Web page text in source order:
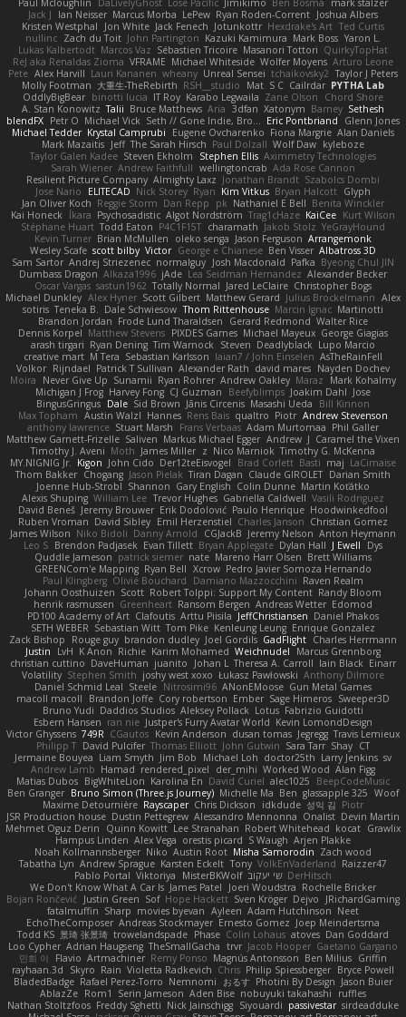
Jack J
Ian Neisser Marcus Morba LePew Ryan Roden-Corrent Joshua Albers
Kristen Westphal
Jon White Jack Fenech Jotunkottr Hexdrake's Art Ted Curtis
nullinc Zach du Toit John Partington Kazuki Kamimura Mark Boss Yaron L.
Lukas Kalbertodt Marcos Vaz Sébastien Tricoire Masanori Tottori QuirkyTopHat
ReJ aka Renaldas Zioma VFRAME Michael Whiteside Wolfer Moyens Arturo Leone
Pete Alex Harvill Lauri Kananen wheany Unreal Sensei tchaikovsky2 Taylor J Peters
Molly Footman 大重生-TheRebirth RSH__studio Mat S C Cailrdar PYTHA Lab
OddlyBigBear binotti lucia IT Roy Karabo Legwaila Zane Olson
Chord Shore
A. Stan Konowitz Talii Bruce Matthews Aria 3dfan Xatonym Barney Sethesh
blendFX Petr O Michael Vick Seth // Gone Indie, Bro... Eric Pontbriand
Glenn Jones
Michael Tedder Krystal Camprubi Eugene Ovcharenko Fiona Margrie Alan Daniels
Mark Mazaitis Jeff The Sarah Hirsch Paul Dolzall Wolf Daw kyleboze
Taylor Galen Kadee Steven Ekholm Stephen Ellis Aximmetry Technologies
Sarah Wiener Andrew Faithfull wellingtoncrab Ada Rose Cannon
Resilient Picture Company Almighty Laxz Jonathan Brandt Szabolcs Dombi
Jose Nario
ELITECAD Nick Storey Ryan Kim Vitkus Bryan Halcott Glyph
Jan Oliver Koch Reggie Storm Dan Repp pk Nathaniel E Bell Benita Winckler
Kai Honeck
Íkara Psychosadistic Algot Nordström Trag1cHaze KaiCee Kurt Wilson
Stéphane Huart Todd Eaton P4C1F15T charamath Jakob Stolz YeGrayHound
Kevin Turner Brian McMullen oleko senga Jason Ferguson Arrangemonk
Wesley Scafe scott bilby Victor George e Chianese Ben Visser Albatross 3D
Sam Sartor Andrej Striezenec normalguy Josh Macdonald Pafka Byeong Chul JIN
Dumbass Dragon Alkaza1996 jAde Lea Seidman Hernandez Alexander Becker
Oscar Vargas sastun1962 Totally Normal Jared LeClaire Christopher Bogs
Michael Dunkley Alex Hyner Scott Gilbert Matthew Gerard Julius Brockelmann Alex
sotiris Teneka B. Dale Schwiesow Thom Rittenhouse Marcin Ignac Martinotti
Brandon Jordan Frode Lund Tharaldsen Gerard Redmond Walter Rice
Dennis Korpel Matthew Stevens PIXDES Games Michael Mayeux George Giagias
arash tirgari Ryan Dening Tim Warnock Steven Deadlyblack Lupo Marcio
creative mart M Tera Sebastian Karlsson Iaian7 / John Einselen AsTheRainFell
Volkor Rijndael Patrick T Sullivan Alexander Rath david mares Nayden Dochev
Moira
Never Give Up Sunamii Ryan Rohrer Andrew Oakley Maraz
Mark Kohalmy
Michigan J Frog Harvey Fong CJ Guzman Beefyblimps Joakim Dahl Jose
BingusGringus Dale Sid Brown Jānis Circenis Masashi Ueda
Bill Kinnon
Max Topham Austin Walzl Hannes Rens Bais qualtro Piotr Andrew Stevenson
anthony lawrence Stuart Marsh Frans Verbaas Adam Murtomaa Phil Galler
Matthew Garnett-Frizelle Saliven Markus Michael Egger Andrew J Caramel the Vixen
Timothy J. Aveni Moth James Miller z Nico Marniok Timothy G. McKenna
MY.NIGNIG Jr.
Kigon John Cido Der12teEisvogel Brad Corlett Basti maj LaCimaise
Thom Bakker Chogang Jason Pielak Tiran Dagan Claude GIROLET Darian Smith
Joenne Hub-Strobl Shannon Gary English Colin Dunne Martin Koťátko
Alexis Shuping William Lee Trevor Hughes Gabriella Caldwell Vasili Rodriguez
David Beneš Jeremy Brouwer Erik Dodolović Paulo Henrique Hoodwinkedfool
Ruben Vroman David Sibley Emil Herzenstiel Charles Janson Christian Gomez
James Wilson Niko Bidoli Danny Arnold CGJackB Jeremy Nelson Anton Heymann
Leo S Brendon Padjasek Evan Tillett Bryan Applegate Dylan Hall J Ewell
Dys
Quddle Jameson patrick siemer nate Mareno Harr Olsen Brett Williams
GREENCom'e Mapping Ryan Bell Xcrow Pedro Javier Somoza Hernando
Paul Klingberg Olivié Bouchard Damiano Mazzocchini Raven Realm
Johann Oosthuizen Scott Robert Tolppi: Support My Content Randy Bloom
henrik rasmussen Greenheart Ransom Bergen Andreas Wetter Edomod
PD100 Academy of Art Clafoutis Arttu Piisila JeffChristiansen Daniel Phakos
SETH WEBER Sebastian Witt Tom Pike Kenleung Leung Enrique Gonzalez
Zack Bishop
Rouge guy brandon dudley Joel Gordils GadFlight Charles Herrmann
Justin
LvH K Anon Richie Karim Mohamed Weichnudel
Marcus Grennborg
christian cuttino DaveHuman juanito Johan L Theresa A. Carroll Iain Black Einarr
Volatility Stephen Smith joshy west xoxo Łukasz Pawłowski Anthony Dilmore
Daniel Schmid Leal Steele Nitrosimi96 ANonEMoose Gun Metal Games
macoll macoll
Brandon Joffe Cory robertson Ember Sage Himeros Sweeper3D
Bruno Yudi Daddios Studios Aleksey Pollack Lotus Fabrizio Guidotti
Esbern Hansen ran nie Justper's Furry Avatar World Kevin LomondDesign
Victor Ghyssens 749R CGautos Kevin Anderson dusan tomas Jegregg Travis Lemieux
Philipp T David Pulcifer Thomas Elliott John Gutwin Sara Tarr Shay CT
Jermaine Bouyea Liam Smyth Jim Bob Michael Loh doctor25th Larry Jenkins sv
Andrew Lamb Hamad rendered_pixel der_mihi Worked Wood Alan Figg
Matias Dubos BigWhiteLion Karolina En David Curiel alec1025
BeepCodeMusic
Ben Granger Bruno Simon (Three.js Journey) Michelle Ma Ben glassapple 325 Woof
Maxime Detournière Rayscaper Chris Dickson idkdude 성익 김 Piotr
JSR Production house Dustin Pettegrew Alessandro Mennonna Onalist Devin Martin
Mehmet Oguz Derin
Quinn Kowitt Lee Stranahan Robert Whitehead kocat Grawlix
Hampus Linden Alex Vega orestis picard S Waugh Arjen Plakke
Noah Kollmannsberger Niko Austin Root Misha Samorodin Zach wood
Tabatha Lyn Andrew Sprague Karsten Eckelt Tony VolkEnVaderland Raizzer47
Pablo Portal Viktoriya MisterBKWolf שי יעקוב DerHitsch
We Don't Know What A Car Is James Patel Joeri Woudstra Rochelle Bricker
Bojan Rončević
Justin Green Sof Hope Hackett Sven Kröger Dejvo
JRichardGaming
fatalmuffin Sharp movies byevan Ayleen Adam Hutchinson Neet
EchoTheComposer Andreas Stockmayer Ernesto Gomez Joep Meindertsma
Todd KS 景琦 张景琦 trowelandspade Phase Colin Lohaus atoves Dan Goddard
Loo Cypher Adrian Haugseng TheSmallGacha trvr Jacob Hooper Gaetano Gargano
민희 이
Flavio Artmachiner Remy Ponso Magnús Antonsson Ben Milius Griffin
rayhaan.3d
Skyro Rain Violetta Radkevich Chris Philip Spiessberger Bryce Powell
BladedBadge Rafael Perez-Torro Nemnomi おるす Photini By Design Jason Buier
AblazZe Rom1 Serin Jameson Aden Bise nobuyuki takahashi
ruffles
Nathan Stoltzfoos Freddy Sghetti Nick Jainschigg Siyouardi passivestar sirdeadduke